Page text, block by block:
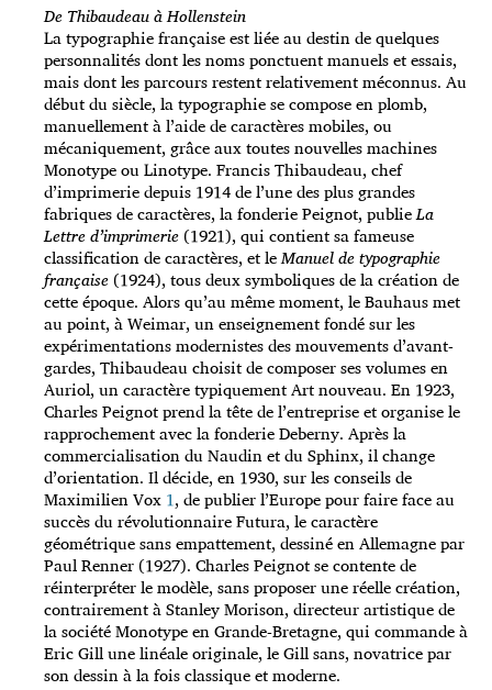
De Thibaudeau à Hollenstein
La typographie française est liée au destin de quelques
personnalités dont les noms ponctuent manuels et essais,
mais dont les parcours restent relativement méconnus. Au
début du siècle, la typographie se compose en plomb,
manuellement à l’aide de caractères mobiles, ou
mécaniquement, grâce aux toutes nouvelles machines
Monotype ou Linotype. Francis Thibaudeau, chef
d’imprimerie depuis 1914 de l’une des plus grandes
fabriques de caractères, la fonderie Peignot, publieLa
Lettre d’imprimerie (1921), qui contient sa fameuse
classification de caractères, et leManuel de typographie
française (1924), tous deux symboliques de la création de
cette époque. Alors qu’au même moment, le Bauhaus met
au point, à Weimar, un enseignement fondé sur les
expérimentations modernistes des mouvements d’avant-
gardes, Thibaudeau choisit de composer ses volumes en
Auriol, un caractère typiquement Art nouveau. En 1923,
Charles Peignot prend la tête de l’entreprise et organise le
rapprochement avec la fonderie Deberny. Après la
commercialisation du Naudin et du Sphinx, il change
d’orientation. Il décide, en 1930, sur les conseils de
Maximilien Vox 1, de publier l’Europe pour faire face au
succès du révolutionnaire Futura, le caractère
géométrique sans empattement, dessiné en Allemagne par
Paul Renner (1927). Charles Peignot se contente de
réinterpréter le modèle, sans proposer une réelle création,
contrairement à Stanley Morison, directeur artistique de
la société Monotype en Grande-Bretagne, qui commande à
Eric Gill une linéale originale, le Gill sans, novatrice par
son dessin à la fois classique et moderne.